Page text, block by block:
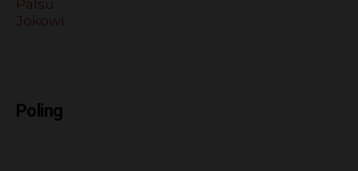
Poling